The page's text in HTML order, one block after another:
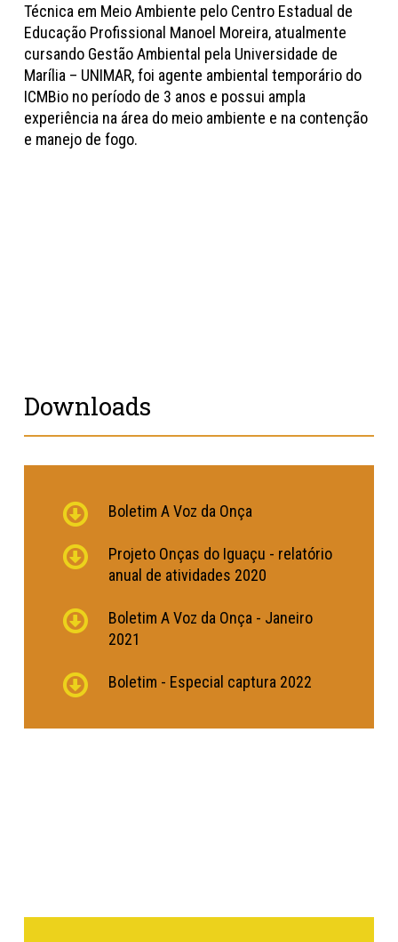
Técnica em Meio Ambiente pelo Centro Estadual de
Educação Profissional Manoel Moreira, atualmente
cursando Gestão Ambiental pela Universidade de
Marília – UNIMAR, foi agente ambiental temporário do
ICMBio no período de 3 anos e possui ampla
experiência na área do meio ambiente e na contenção
e manejo de fogo.
Downloads
Boletim A Voz da Onça
Projeto Onças do Iguaçu - relatório
anual de atividades 2020
Boletim A Voz da Onça - Janeiro
2021
Boletim - Especial captura 2022